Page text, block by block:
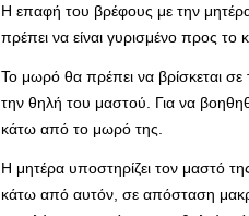
Η επαφή του βρέφους με την
πρέπει να είναι γυρισμένο προς το
Το μωρό θα πρέπει να βρίσκεται
την θηλή του μαστού. Για να
κάτω από το μωρό της.
Η μητέρα υποστηρίζει τον μαστό
κάτω από αυτόν, σε απόσταση